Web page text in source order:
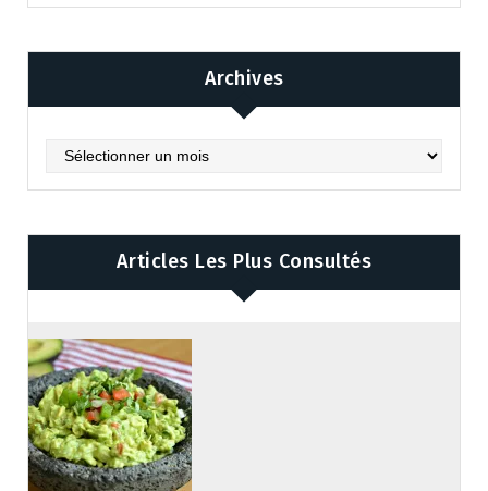
Archives
Archives
Articles Les Plus Consultés